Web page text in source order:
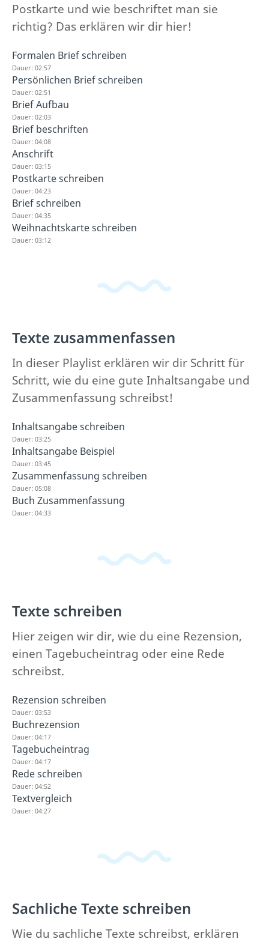
Postkarte und wie beschriftet man sie
richtig? Das erklären wir dir hier!
Formalen Brief schreiben
Dauer: 02:57
Persönlichen Brief schreiben
Dauer: 02:51
Brief Aufbau
Dauer: 02:03
Brief beschriften
Dauer: 04:08
Anschrift
Dauer: 03:15
Postkarte schreiben
Dauer: 04:23
Brief schreiben
Dauer: 04:35
Weihnachtskarte schreiben
Dauer: 03:12
Texte zusammenfassen
In dieser Playlist erklären wir dir Schritt für
Schritt, wie du eine gute Inhaltsangabe und
Zusammenfassung schreibst!
Inhaltsangabe schreiben
Dauer: 03:25
Inhaltsangabe Beispiel
Dauer: 03:45
Zusammenfassung schreiben
Dauer: 05:08
Buch Zusammenfassung
Dauer: 04:33
Texte schreiben
Hier zeigen wir dir, wie du eine Rezension,
einen Tagebucheintrag oder eine Rede
schreibst.
Rezension schreiben
Dauer: 03:53
Buchrezension
Dauer: 04:17
Tagebucheintrag
Dauer: 04:17
Rede schreiben
Dauer: 04:52
Textvergleich
Dauer: 04:27
Sachliche Texte schreiben
Wie du sachliche Texte schreibst, erklären